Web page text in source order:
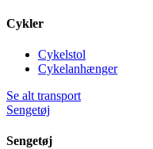
Cykler
Cykelstol
Cykelanhænger
Se alt transport
Sengetøj
Sengetøj